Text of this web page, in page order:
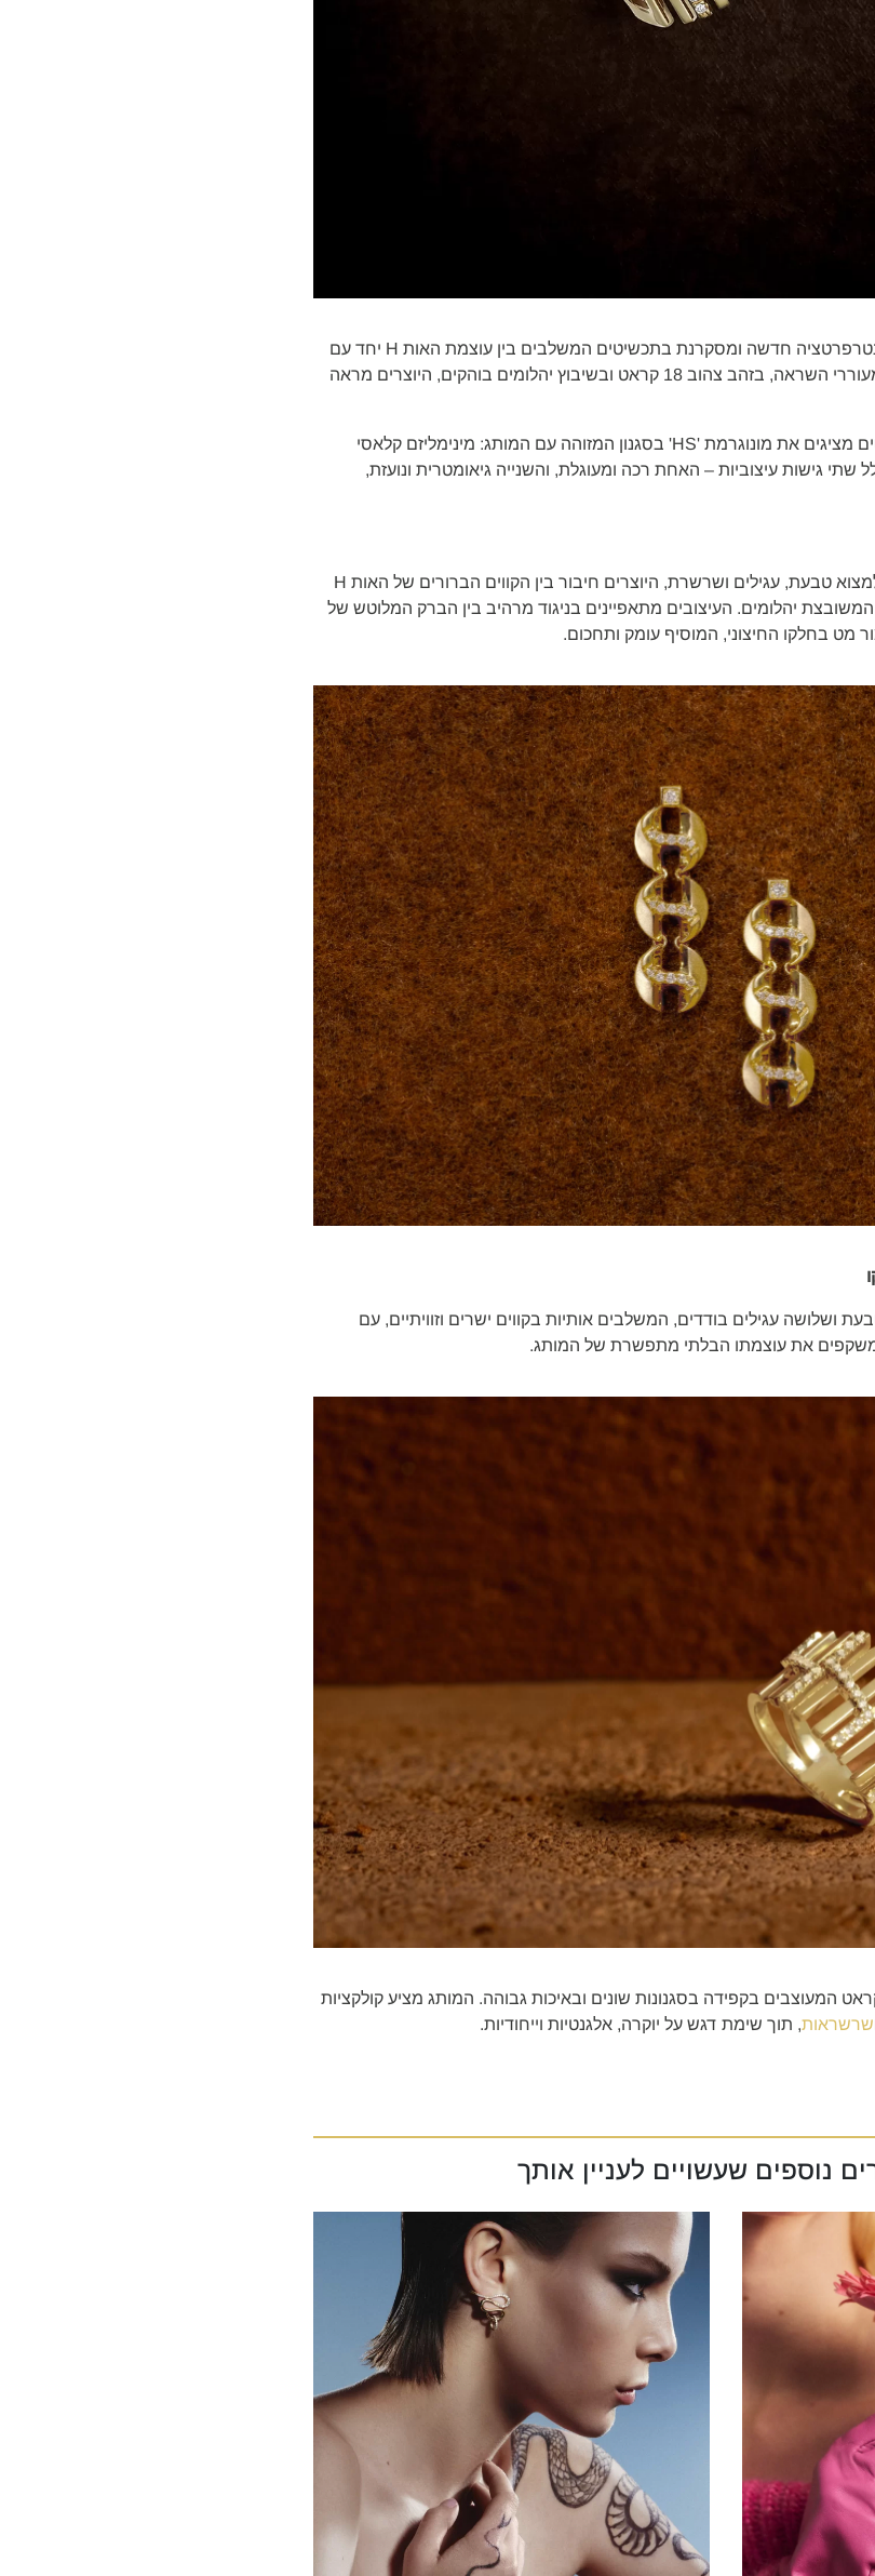
ראשי התיבות של ה.שטרן מקבלים אינטרפרטציה חדשה ומסקרנת בתכשיטים המשלבים בין עוצמת האות H יחד עם
עדינות האות S, בעיצובים אלגנטיים ומעוררי השראה, בזהב צהוב 18 קראט ובשיבוץ יהלומים בוהקים, היוצרים מראה
, התכשיטים מציגים את מונוגרמת 'HS' בסגנון המזוהה עם המותג: מינימליזם קלאסי
שתי גישות עיצוביות – האחת רכה ומעוגלת, והשנייה גיאומטרית ונועזת,
בגרסה המעוגלת של הקולקציה, ניתן למצוא טבעת, עגילים ושרשרת, היוצרים חיבור בין הקווים הברורים של האות H
לבין הקימורים המעודנים של האות ,S המשובצת יהלומים. העיצובים מתאפיינים בניגוד מרהיב בין הברק המלוטש של
מט בחלקו החיצוני, המוסיף עומק ותחכום.
ושלושה עגילים בודדים, המשלבים אותיות בקווים ישרים וזוויתיים, עם
ומשקפים את עוצמתו הבלתי מתפשרת של המותג.
מציעה מגוון תכשיטי זהב 18 קראט המעוצבים בקפידה בסגנונות שונים ובאיכות גבוהה. המותג מציע קולקציות
שרשראות, תוך שימת דגש על יוקרה, אלגנטיות וייחודיות.
נוספים שעשויים לעניין אותך